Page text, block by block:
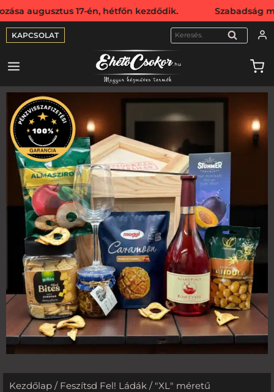
én, hétfőn kezdődik. Szabadság miatt
KAPCSOLAT KERESÉS
Kezdőlap / Feszítsd Fel! Ládák / "XL" méretű